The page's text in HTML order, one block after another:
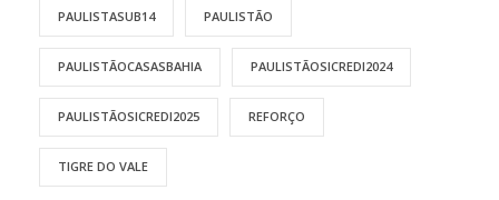
PAULISTASUB14 PAULISTÃO
PAULISTÃOCASASBAHIA PAULISTÃOSICREDI2024
PAULISTÃOSICREDI2025 REFORÇO
TIGRE DO VALE